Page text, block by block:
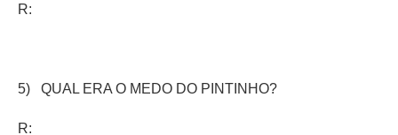
R:
5) QUAL ERA O MEDO DO PINTINHO?
R: